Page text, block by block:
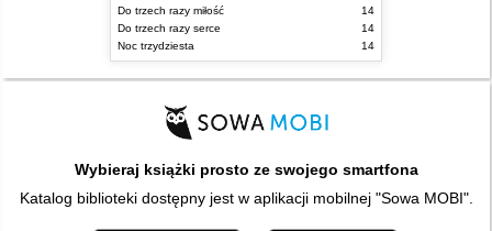
Do trzech razy miłość
14
Do trzech razy serce
14
Noc trzydziesta
14
Wybieraj książki prosto ze swojego smartfona
Katalog biblioteki dostępny jest w aplikacji mobilnej "Sowa MOBI".